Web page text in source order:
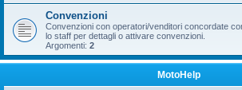
Convenzioni
Convenzioni con operatori/venditori concordate
lo staff per dettagli o attivare convenzioni.
Argomenti: 2
MotoHelp